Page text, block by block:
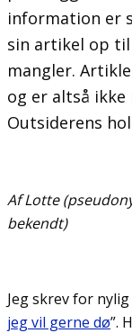
information er
sin artikel op til
mangler.
og er altså
Outsiderens
Af Lotte
bekendt)
Jeg skrev for
jeg vil gerne dø”.